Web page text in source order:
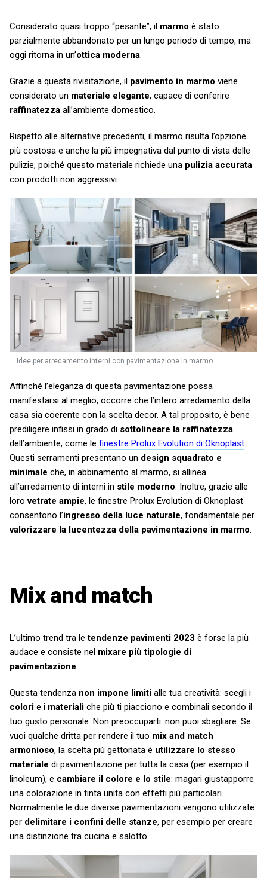
Considerato quasi troppo “pesante”, il marmo è stato
parzialmente abbandonato per un lungo periodo di tempo, ma
oggi ritorna in un’ottica moderna.
Grazie a questa rivisitazione, il pavimento in marmo viene
considerato un materiale elegante, capace di conferire
raffinatezza all’ambiente domestico.
Rispetto alle alternative precedenti, il marmo risulta l’opzione
più costosa e anche la più impegnativa dal punto di vista delle
pulizie, poiché questo materiale richiede una pulizia accurata
con prodotti non aggressivi.
Idee per arredamento interni con pavimentazione in marmo
Affinché l’eleganza di questa pavimentazione possa
manifestarsi al meglio, occorre che l’intero arredamento della
casa sia coerente con la scelta decor. A tal proposito, è bene
prediligere infissi in grado di sottolineare la raffinatezza
dell’ambiente, come le finestre Prolux Evolution di Oknoplast.
Questi serramenti presentano un design squadrato e
minimale che, in abbinamento al marmo, si allinea
all’arredamento di interni in stile moderno. Inoltre, grazie alle
lorovetrate ampie, le finestre Prolux Evolution di Oknoplast
consentono l’ingresso della luce naturale, fondamentale per
valorizzare la lucentezza della pavimentazione in marmo.
Mix and match
L’ultimo trend tra letendenze pavimenti 2023 è forse la più
audace e consiste nel mixare più tipologie di
pavimentazione.
Questa tendenza non impone limiti alle tua creatività: scegli i
colori e i materiali che più ti piacciono e combinali secondo il
tuo gusto personale. Non preoccuparti: non puoi sbagliare. Se
vuoi qualche dritta per rendere il tuo mix and match
armonioso, la scelta più gettonata è utilizzare lo stesso
materiale di pavimentazione per tutta la casa (per esempio il
linoleum), e cambiare il colore e lo stile: magari giustapporre
una colorazione in tinta unita con effetti più particolari.
Normalmente le due diverse pavimentazioni vengono utilizzate
per delimitare i confini delle stanze, per esempio per creare
una distinzione tra cucina e salotto.